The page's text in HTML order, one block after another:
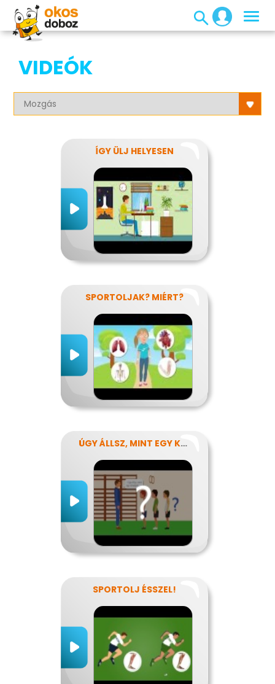
VIDEÓK
ÍGY ÜLJ HELYESEN
SPORTOLJAK? MIÉRT?
ÚGY ÁLLSZ, MINT EGY KÉRDŐJEL
SPORTOLJ ÉSSZEL!